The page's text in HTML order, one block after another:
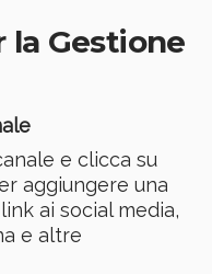
Gestione
e clicca su
aggiungere una
ai social media,
e altre